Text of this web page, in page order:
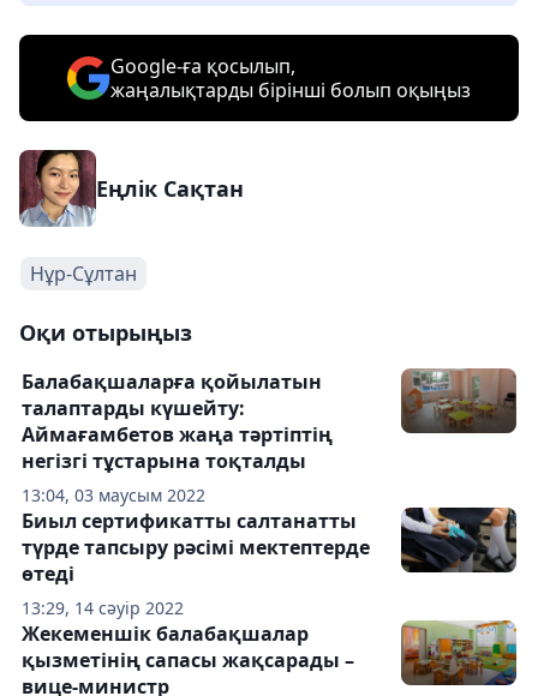
Google-ға қосылып,
жаңалықтарды бірінші болып оқыңыз
Еңлік Сақтан
Нұр-Сұлтан
Оқи отырыңыз
13:04, 03 маусым 2022
Балабақшаларға қойылатын
талаптарды күшейту:
Аймағамбетов жаңа тәртіптің
негізгі тұстарына тоқталды
13:29, 14 сәуір 2022
Биыл сертификатты салтанатты
түрде тапсыру рәсімі мектептерде
өтеді
Жекеменшік балабақшалар
қызметінің сапасы жақсарады –
вице-министр